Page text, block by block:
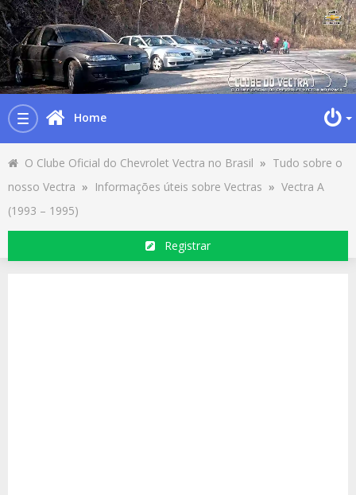
Toggle
navigation
Home
O Clube Oficial do Chevrolet Vectra no Brasil » Tudo sobre o
nosso Vectra » Informações úteis sobre Vectras » Vectra A
(1993 – 1995)
Registrar